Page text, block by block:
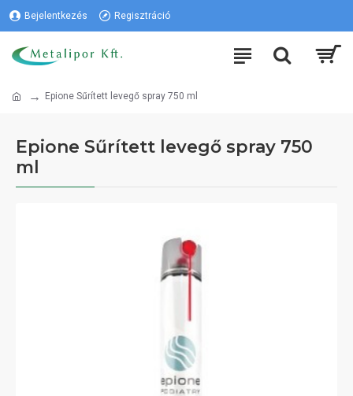
Bejelentkezés Regisztráció
Epione Sűrített levegő spray 750 ml
Epione Sűrített levegő spray 750
ml